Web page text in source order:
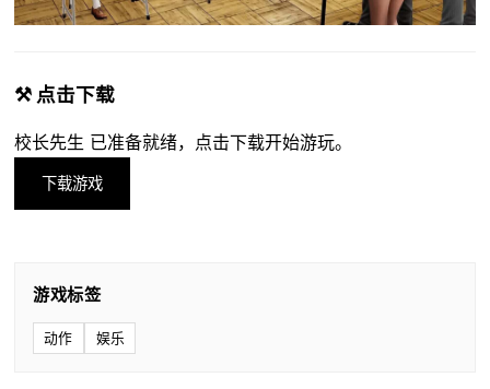
⚒️ 点击下载
校长先生 已准备就绪，点击下载开始游玩。
下载游戏
游戏标签
动作 娱乐